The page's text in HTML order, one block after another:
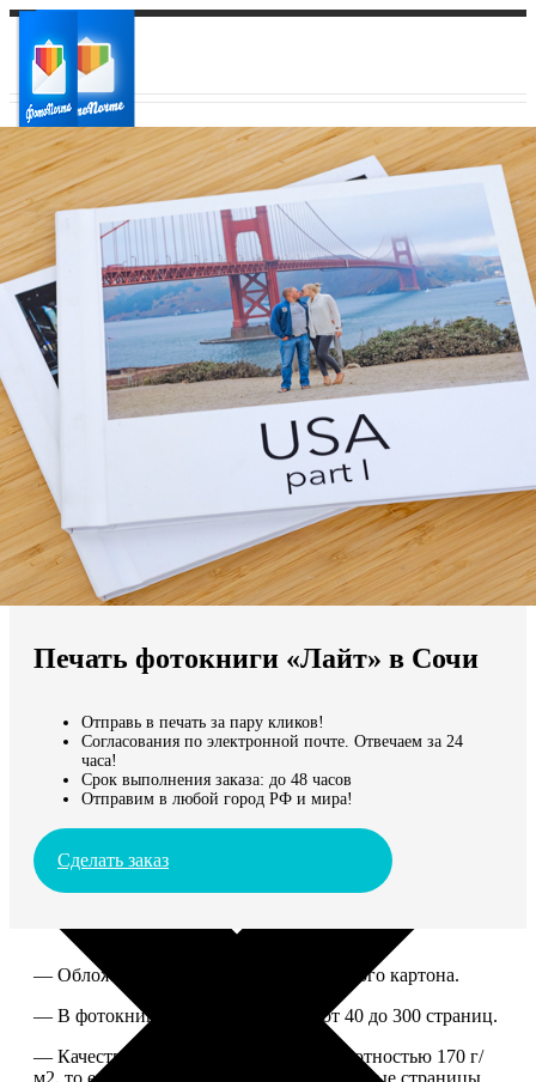
Ваш город:
Ваш регион доставки
Выберите из списка:
Мы доставляем по всему миру
Продолжить без города
Печать фотокниги «Лайт» в Сочи
Отправь в печать за пару кликов!
Согласования по электронной почте. Отвечаем за 24
часа!
Срок выполнения заказа: до 48 часов
Отправим в любой город РФ и мира!
Сделать заказ
— Обложка из твердого ламинированного картона.
— В фотокниге можно разместить от 40 до 300 страниц.
— Качественная мелованная бумага плотностью 170 г/
м2, то есть страницы выглядят, как плотные страницы